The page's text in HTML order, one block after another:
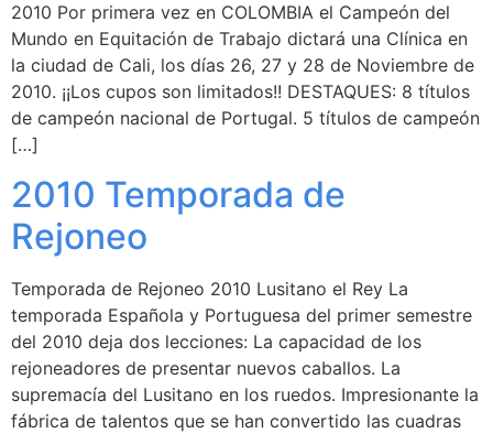
2010 Por primera vez en COLOMBIA el Campeón del
Mundo en Equitación de Trabajo dictará una Clínica en
la ciudad de Cali, los días 26, 27 y 28 de Noviembre de
2010. ¡¡Los cupos son limitados!! DESTAQUES: 8 títulos
de campeón nacional de Portugal. 5 títulos de campeón
[…]
2010 Temporada de
Rejoneo
Temporada de Rejoneo 2010 Lusitano el Rey La
temporada Española y Portuguesa del primer semestre
del 2010 deja dos lecciones: La capacidad de los
rejoneadores de presentar nuevos caballos. La
supremacía del Lusitano en los ruedos. Impresionante la
fábrica de talentos que se han convertido las cuadras